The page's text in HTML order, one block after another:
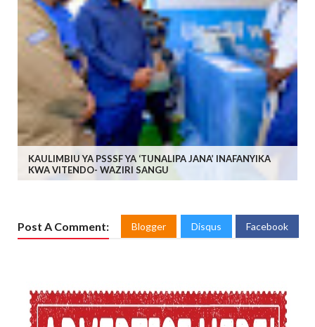
KAULIMBIU YA PSSSF YA ‘TUNALIPA JANA’ INAFANYIKA
KWA VITENDO- WAZIRI SANGU
Post A Comment: Blogger Disqus Facebook